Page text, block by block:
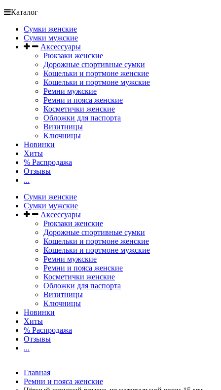
Каталог
Сумки женские
Сумки мужские
Аксессуары
Рюкзаки женские
Дорожные спортивные сумки
Кошельки и портмоне женские
Кошельки и портмоне мужские
Ремни мужские
Ремни и пояса женские
Косметички женские
Обложки для паспорта
Визитницы
Ключницы
Новинки
Хиты
% Распродажа
Отзывы
...
Сумки женские
Сумки мужские
Аксессуары
Рюкзаки женские
Дорожные спортивные сумки
Кошельки и портмоне женские
Кошельки и портмоне мужские
Ремни мужские
Ремни и пояса женские
Косметички женские
Обложки для паспорта
Визитницы
Ключницы
Новинки
Хиты
% Распродажа
Отзывы
...
Главная
Ремни и пояса женские